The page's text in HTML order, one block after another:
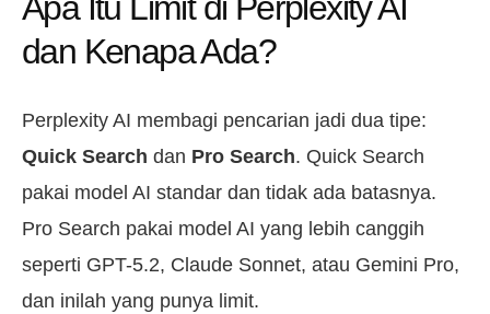
Apa Itu Limit di Perplexity AI
dan Kenapa Ada?
Perplexity AI membagi pencarian jadi dua tipe:
Quick Search dan Pro Search. Quick Search
pakai model AI standar dan tidak ada batasnya.
Pro Search pakai model AI yang lebih canggih
seperti GPT-5.2, Claude Sonnet, atau Gemini Pro,
dan inilah yang punya limit.